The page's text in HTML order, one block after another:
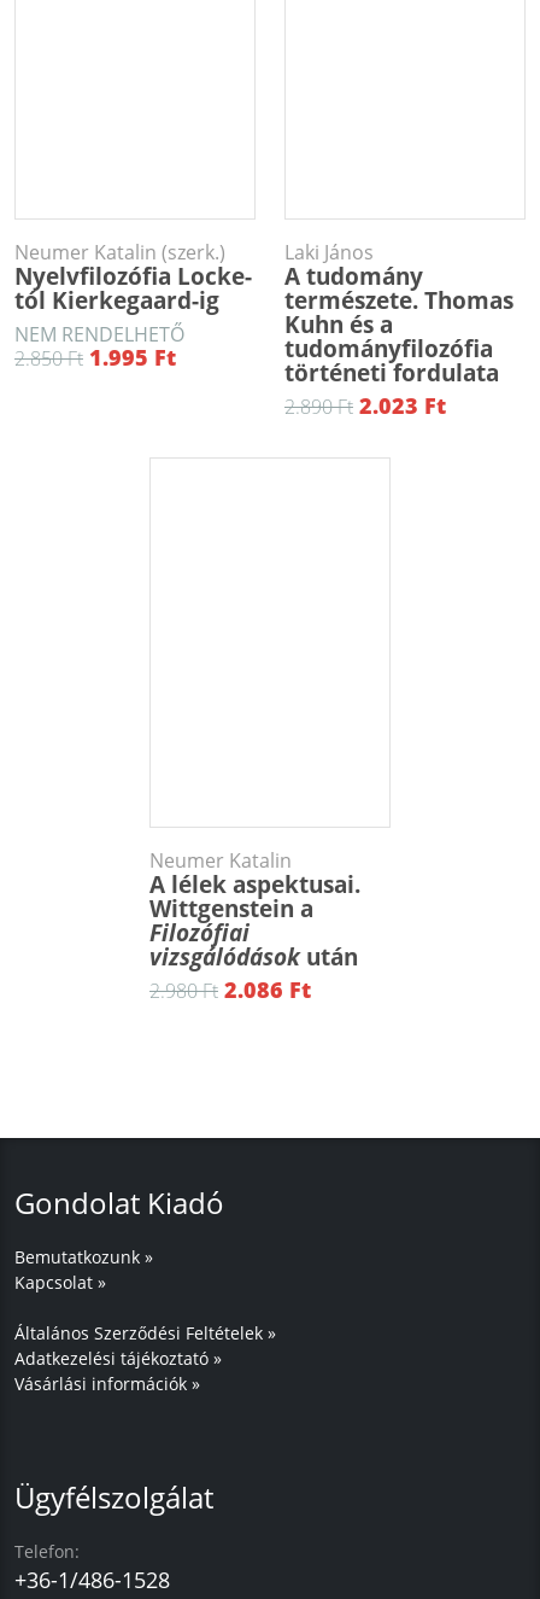
Neumer Katalin (szerk.)
Nyelvfilozófia Locke-
tól Kierkegaard-ig
NEM RENDELHETŐ
2.850 Ft 1.995 Ft
Laki János
A tudomány
természete. Thomas
Kuhn és a
tudományfilozófia
történeti fordulata
2.890 Ft 2.023 Ft
Neumer Katalin
A lélek aspektusai.
Wittgenstein a
Filozófiai
vizsgálódásokután
2.980 Ft 2.086 Ft
Gondolat Kiadó
Bemutatkozunk »
Kapcsolat »
Általános Szerződési Feltételek »
Adatkezelési tájékoztató »
Vásárlási információk »
Ügyfélszolgálat
Telefon:
+36-1/486-1528